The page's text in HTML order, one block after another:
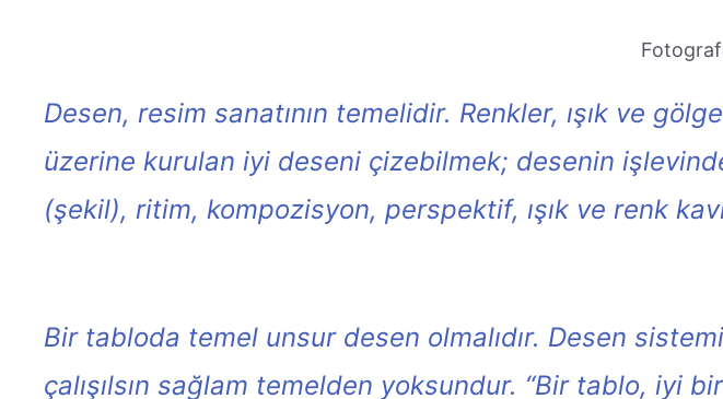
Desen, resim sanatının temelidir. Renkler, ışık ve
üzerine kurulan iyi deseni çizebilmek; desenin
(şekil), ritim, kompozisyon, perspektif, ışık ve renk
Bir tabloda temel unsur desen olmalıdır. Desen
çalışılsın sağlam temelden yoksundur. “Bir tablo, iyi